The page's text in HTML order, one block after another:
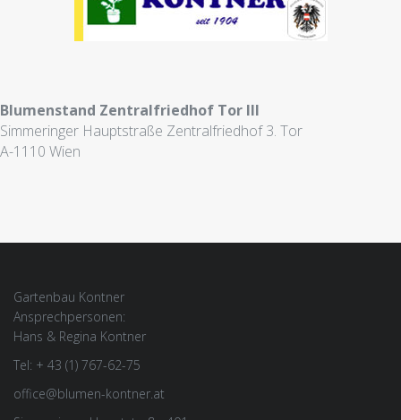
Blumenstand Zentralfriedhof Tor III
Simmeringer Hauptstraße Zentralfriedhof 3. Tor
A-1110 Wien
Gartenbau Kontner
Ansprechpersonen:
Hans & Regina Kontner
Tel: + 43 (1) 767-62-75
office@blumen-kontner.at